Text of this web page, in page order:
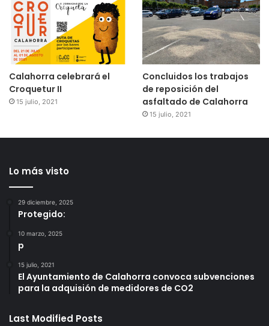
Calahorra celebrará el
Croquetur II
15 julio, 2021
Concluidos los trabajos
de reposición del
asfaltado de Calahorra
15 julio, 2021
Lo más visto
29 diciembre, 2025
Protegido:
10 marzo, 2025
p
15 julio, 2021
El Ayuntamiento de Calahorra convoca subvenciones
para la adquisión de medidores de CO2
Last Modified Posts